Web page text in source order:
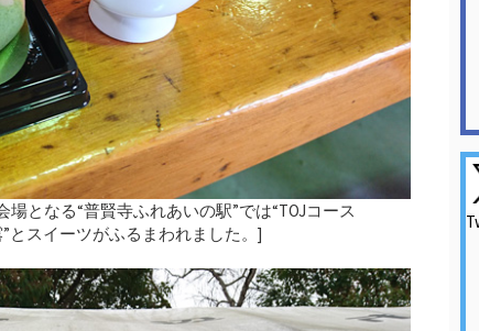
となる“普賢寺ふれあいの駅”では“TOJコース
とスイーツがふるまわれました。]